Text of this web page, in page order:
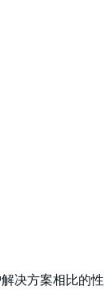
决方案相比的性